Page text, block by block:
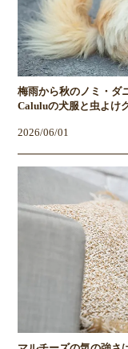
梅雨から秋のノミ・ダ
Caluluの犬服と虫よけ
2026/06/01